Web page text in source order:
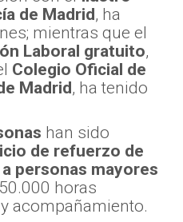
de Madrid, ha
mientras que el
Laboral gratuito,
Colegio Oficial de
Madrid, ha tenido
han sido
de refuerzo de
personas mayores
horas
acompañamiento.